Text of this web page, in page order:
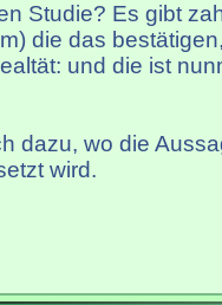
Studie? Es gibt
die das
und die ist
dazu, wo die
wird.